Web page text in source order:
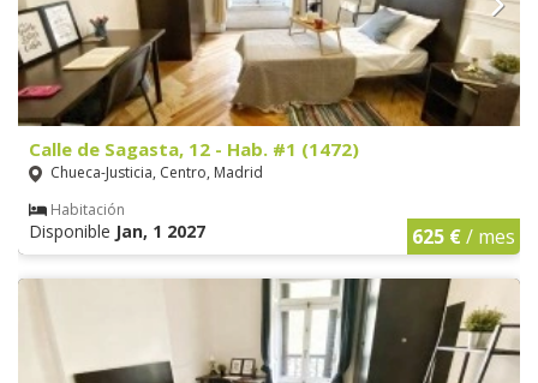
Calle de Sagasta, 12 - Hab. #1 (1472)
Chueca-Justicia, Centro, Madrid
Habitación
Disponible Jan, 1 2027 625 €/ mes